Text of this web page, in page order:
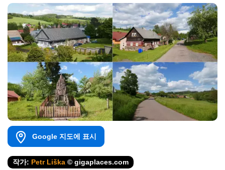
Google 지도에 표시
작가: Petr Liška © gigaplaces.com